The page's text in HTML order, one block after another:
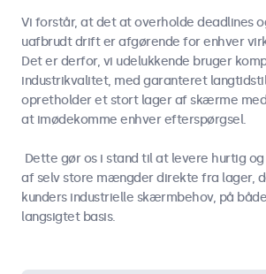
Vi forstår, at det at overholde deadlines
uafbrudt drift er afgørende for enhver
Det er derfor, vi udelukkende bruger
industrikvalitet, med garanteret
opretholder et stort lager af skærme
at imødekomme enhver efterspørgsel.
Dette gør os i stand til at levere hurtig
af selv store mængder direkte fra lager,
kunders industrielle skærmbehov, på
langsigtet basis.